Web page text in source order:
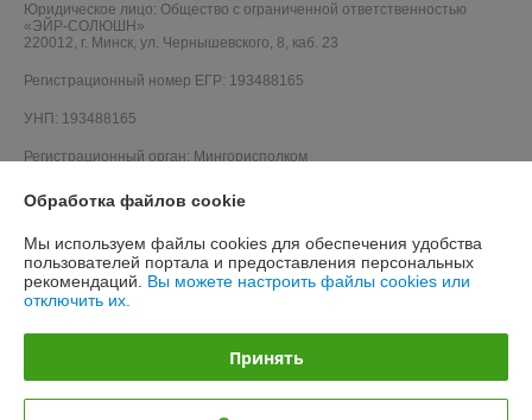
Юридическое лицо: Общество с ограниченной ответственностью
«ЭЙР-СОЛЮШН»
220012, г. Минск, ул. Чернышевского, 8, каб. 23
Регистрационный номер ЕГР: 193488165
УНП: 193488165
Регистрационный орган: Мингорисполком
Дата регистрации компании: 24.12.2020
Чернышевского, 8, каб. 23
Обработка файлов cookie
Мы используем файлы cookies для обеспечения удобства
пользователей портала и предоставления персональных
рекомендаций. Вы можете настроить файлы cookies или
отключить их.
Принять